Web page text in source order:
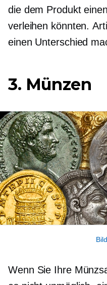
die dem Produkt
verleihen könnten.
einen Unterschied
3. Münzen
Wenn Sie Ihre